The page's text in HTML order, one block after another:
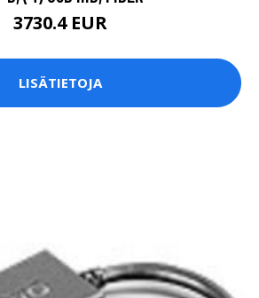
3730.4 EUR
LISÄTIETOJA